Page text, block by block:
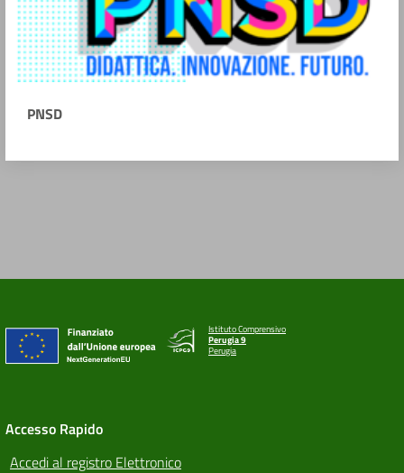
PNSD
Istituto Comprensivo
Perugia 9
Perugia
Accesso Rapido
Accedi al registro Elettronico